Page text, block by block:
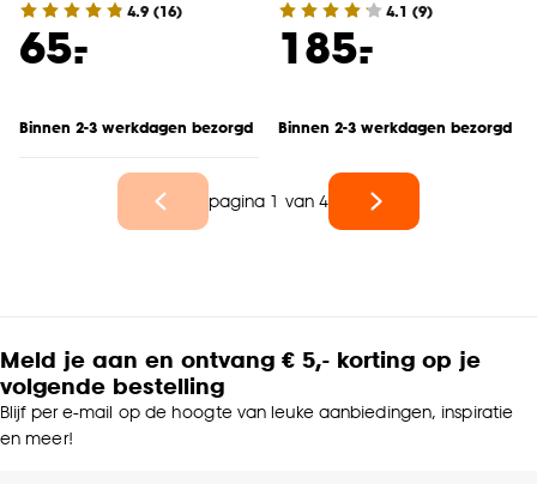
4.9 (16)
65.
-
Binnen 2-3 werkdagen bezorgd
4.1 (9)
185.
-
Binnen 2-3 werkdagen bezorgd
pagina 1 van 4
Meld je aan en ontvang € 5,- korting op je
volgende bestelling
Blijf per e-mail op de hoogte van leuke aanbiedingen, inspiratie
en meer!